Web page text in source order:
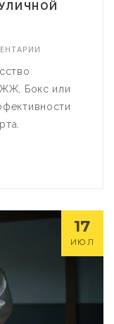
Бокс или
17
ИЮЛ